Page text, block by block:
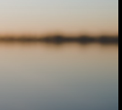
ー縁側@阿倍